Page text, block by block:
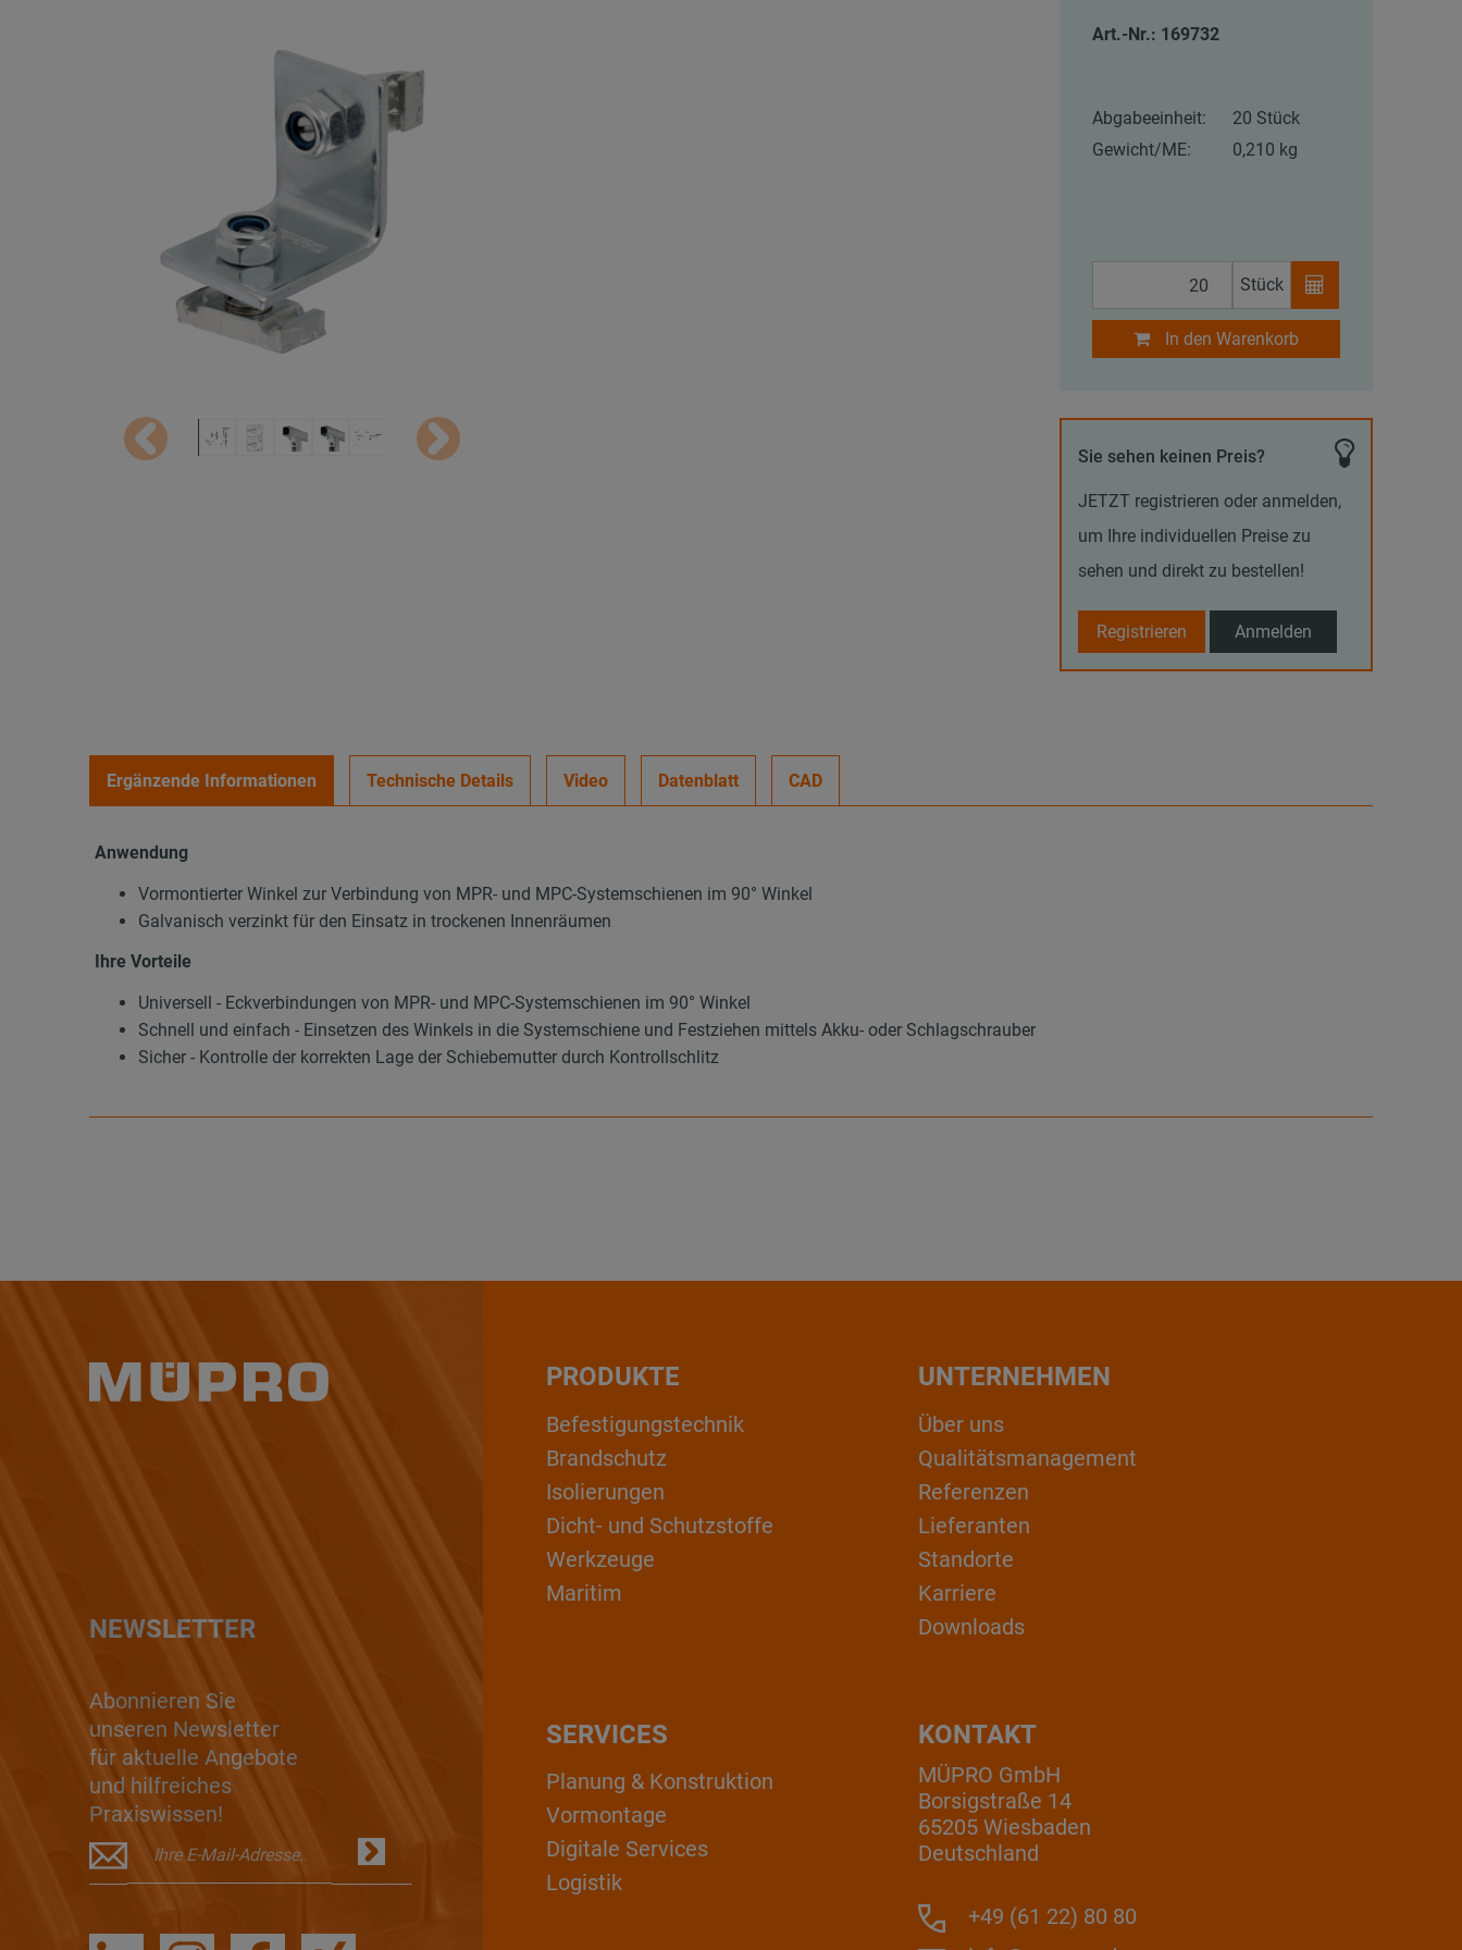
Art.-Nr.: 169732
Abgabeeinheit:
20 Stück
Gewicht/ME:
0,210 kg
Stück
In den Warenkorb
Sie sehen keinen Preis?
JETZT registrieren oder anmelden,
um Ihre individuellen Preise zu
sehen und direkt zu bestellen!
Registrieren Anmelden
Ergänzende Informationen Technische Details Video Datenblatt CAD
Anwendung
Vormontierter Winkel zur Verbindung von MPR- und MPC-Systemschienen im 90° Winkel
Galvanisch verzinkt für den Einsatz in trockenen Innenräumen
Ihre Vorteile
Universell - Eckverbindungen von MPR- und MPC-Systemschienen im 90° Winkel
Schnell und einfach - Einsetzen des Winkels in die Systemschiene und Festziehen mittels Akku- oder Schlagschrauber
Sicher - Kontrolle der korrekten Lage der Schiebemutter durch Kontrollschlitz
NEWSLETTER
Abonnieren Sie
unseren Newsletter
für aktuelle Angebote
und hilfreiches
Praxiswissen!
PRODUKTE
Befestigungstechnik
Brandschutz
Isolierungen
Dicht- und Schutzstoffe
Werkzeuge
Maritim
UNTERNEHMEN
Über uns
Qualitätsmanagement
Referenzen
Lieferanten
Standorte
Karriere
Downloads
KONTAKT
MÜPRO GmbH
Borsigstraße 14
65205 Wiesbaden
Deutschland
+49 (61 22) 80 80
SERVICES
Planung & Konstruktion
Vormontage
Digitale Services
Logistik